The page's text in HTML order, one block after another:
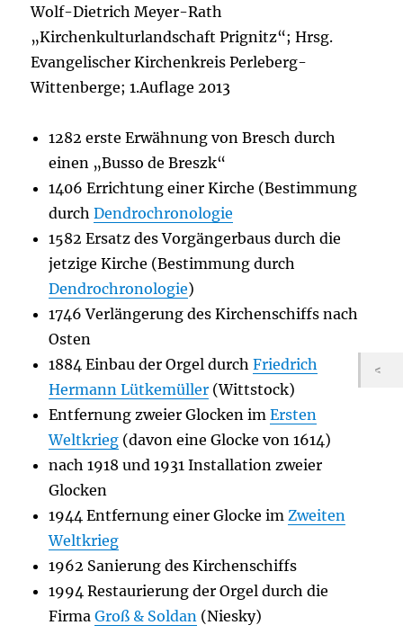
Wolf-Dietrich Meyer-Rath
„Kirchenkulturlandschaft Prignitz“; Hrsg.
Evangelischer Kirchenkreis Perleberg-
Wittenberge; 1.Auflage 2013
1282 erste Erwähnung von Bresch durch
einen „Busso de Breszk“
1406 Errichtung einer Kirche (Bestimmung
durchDendrochronologie
1582 Ersatz des Vorgängerbaus durch die
jetzige Kirche (Bestimmung durch
Dendrochronologie)
1746 Verlängerung des Kirchenschiffs nach
Osten
1884 Einbau der Orgel durchFriedrich
Hermann Lütkemüller (Wittstock)
Entfernung zweier Glocken imErsten
Weltkrieg (davon eine Glocke von 1614)
nach 1918 und 1931 Installation zweier
Glocken
1944 Entfernung einer Glocke im Zweiten
Weltkrieg
1962 Sanierung des Kirchenschiffs
1994 Restaurierung der Orgel durch die
FirmaGroß & Soldan (Niesky)